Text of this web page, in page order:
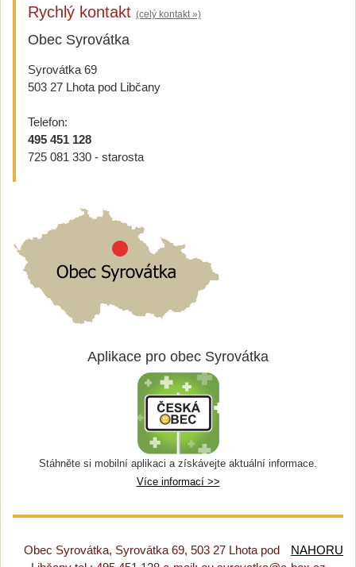
Rychlý kontakt (celý kontakt »)
Obec Syrovátka
Syrovátka 69
503 27 Lhota pod Libčany
Telefon:
495 451 128
725 081 330 - starosta
Aplikace pro obec Syrovátka
Stáhněte si mobilní aplikaci a získávejte aktuální informace.
Více informací >>
NAHORU
Obec Syrovátka, Syrovátka 69, 503 27 Lhota pod